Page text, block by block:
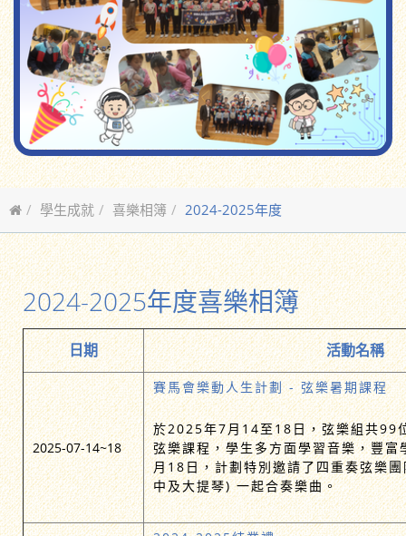
學生成就 喜樂相簿 2024-2025年度
2024-2025年度喜樂相簿
日期 活動名稱
2025-07-14~18
賽馬會樂動人生計劃 - 弦樂暑期課程
於2025年7月14至18日，弦樂組共99
弦樂課程，學生多方面學習音樂，豐
月18日，計劃特別邀請了四重奏弦樂
中及大提琴) 一起合奏樂曲。